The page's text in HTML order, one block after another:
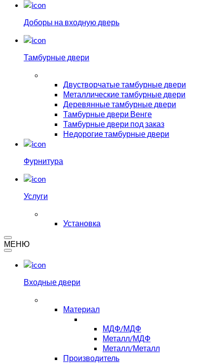
Доборы на входную дверь
Тамбурные двери
Двустворчатые тамбурные двери
Металлические тамбурные двери
Деревянные тамбурные двери
Тамбурные двери Венге
Тамбурные двери под заказ
Недорогие тамбурные двери
Фурнитура
Услуги
Установка
МЕНЮ
Входные двери
Материал
МДФ/МДФ
Металл/МДФ
Металл/Металл
Производитель